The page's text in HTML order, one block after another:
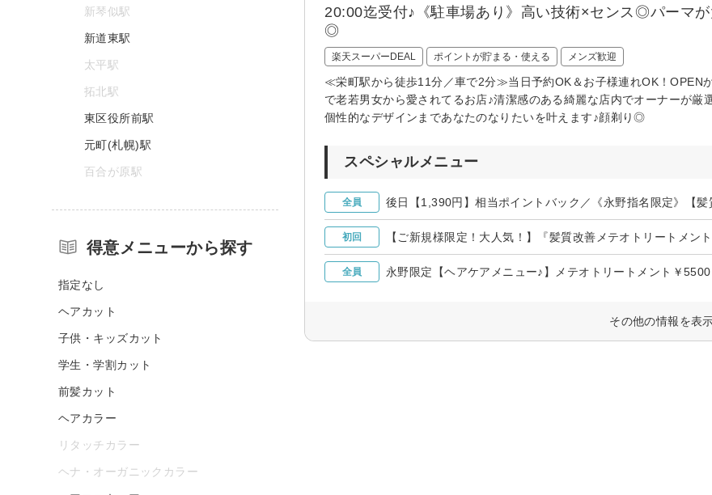
20:00迄受付♪《駐車場あり》高い技術×センス◎パーマ
◎
楽天スーパーDEAL ポイントが貯まる・使える メンズ歓迎
≪栄町駅から徒歩11分／車で2分≫当日予約OK＆お子様連れOK！OPEN
で老若男女から愛されてるお店♪清潔感のある綺麗な店内でオーナーが
個性的なデザインまであなたのなりたいを叶えます♪顔剃り◎
スペシャルメニュー
全員
初回
全員 永野限定【ヘアケアメニュー♪】メテオトリートメント￥5500
その他の情報を表
新琴似駅
新道東駅
太平駅
拓北駅
東区役所前駅
元町(札幌)駅
百合が原駅
得意メニューから探す
指定なし
ヘアカット
子供・キッズカット
学生・学割カット
前髪カット
ヘアカラー
リタッチカラー
ヘナ・オーガニックカラー